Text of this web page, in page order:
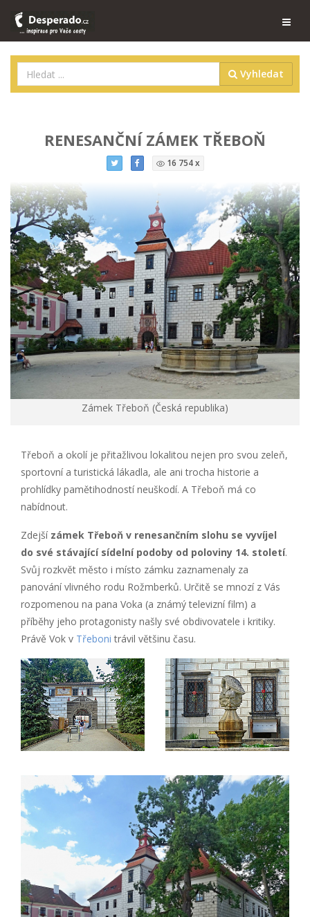
Vyhledat
RENESANČNÍ ZÁMEK TŘEBOŇ
16 754 x
Zámek Třeboň (Česká republika)
Třeboň a okolí je přitažlivou lokalitou nejen pro svou zeleň,
sportovní a turistická lákadla, ale ani trocha historie a
prohlídky pamětihodností neuškodí. A Třeboň má co
nabídnout.
Zdejší zámek Třeboň v renesančním slohu se vyvíjel
do své stávající sídelní podoby od poloviny 14. století.
Svůj rozkvět město i místo zámku zaznamenaly za
panování vlivného rodu Rožmberků. Určitě se mnozí z Vás
rozpomenou na pana Voka (a známý televizní film) a
příběhy jeho protagonisty našly své obdivovatele i kritiky.
Právě Vok v Třeboni trávil většinu času.